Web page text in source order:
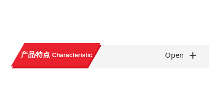
产品特点Characteristic Open +